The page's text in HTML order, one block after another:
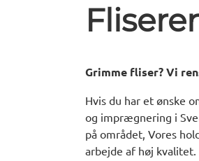
Grimme fliser? Vi
Hvis du har et ønske
og imprægnering i
på området, Vores
arbejde af høj kvalitet.